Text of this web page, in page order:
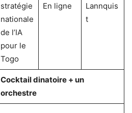
stratégie
nationale
de l’IA
pour le
Togo
En ligne
Lannquis
t
Cocktail dinatoire + un
orchestre